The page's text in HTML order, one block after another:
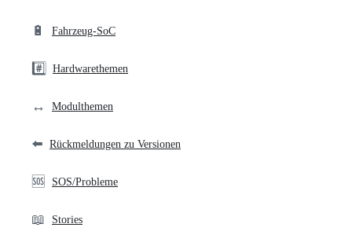
🔋 Fahrzeug-SoC
#️⃣ Hardwarethemen
↔️ Modulthemen
⬅️ Rückmeldungen zu Versionen
🆘 SOS/Probleme
📖 Stories